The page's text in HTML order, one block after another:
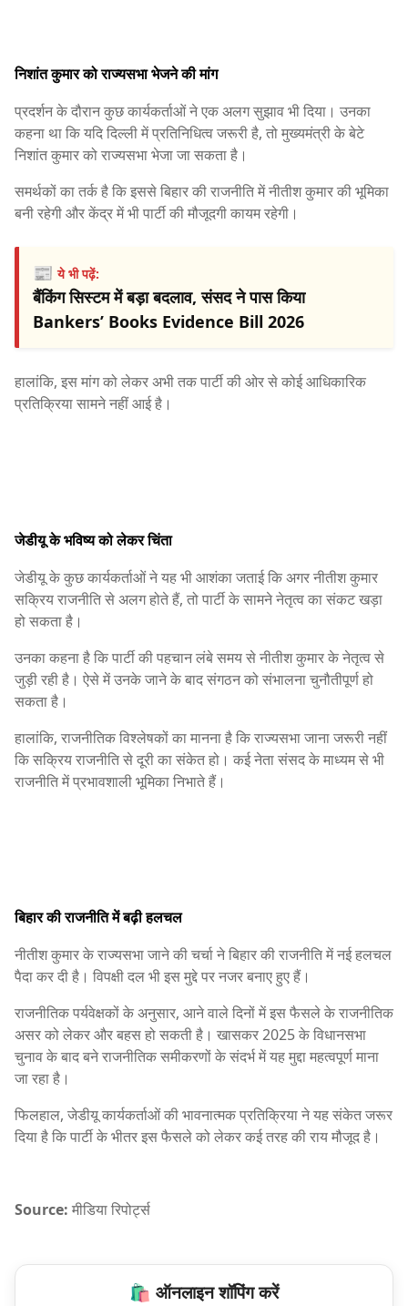
निशांत कुमार को राज्यसभा भेजने की मांग
प्रदर्शन के दौरान कुछ कार्यकर्ताओं ने एक अलग सुझाव भी दिया। उनका
कहना था कि यदि दिल्ली में प्रतिनिधित्व जरूरी है, तो मुख्यमंत्री के बेटे
निशांत कुमार को राज्यसभा भेजा जा सकता है।
समर्थकों का तर्क है कि इससे बिहार की राजनीति में नीतीश कुमार की भूमिका
बनी रहेगी और केंद्र में भी पार्टी की मौजूदगी कायम रहेगी।
📰ये भी पढ़ें:
बैंकिंग सिस्टम में बड़ा बदलाव, संसद ने पास किया
Bankers’ Books Evidence Bill 2026
हालांकि, इस मांग को लेकर अभी तक पार्टी की ओर से कोई आधिकारिक
प्रतिक्रिया सामने नहीं आई है।
जेडीयू के भविष्य को लेकर चिंता
जेडीयू के कुछ कार्यकर्ताओं ने यह भी आशंका जताई कि अगर नीतीश कुमार
सक्रिय राजनीति से अलग होते हैं, तो पार्टी के सामने नेतृत्व का संकट खड़ा
हो सकता है।
उनका कहना है कि पार्टी की पहचान लंबे समय से नीतीश कुमार के नेतृत्व से
जुड़ी रही है। ऐसे में उनके जाने के बाद संगठन को संभालना चुनौतीपूर्ण हो
सकता है।
हालांकि, राजनीतिक विश्लेषकों का मानना है कि राज्यसभा जाना जरूरी नहीं
कि सक्रिय राजनीति से दूरी का संकेत हो। कई नेता संसद के माध्यम से भी
राजनीति में प्रभावशाली भूमिका निभाते हैं।
बिहार की राजनीति में बढ़ी हलचल
नीतीश कुमार के राज्यसभा जाने की चर्चा ने बिहार की राजनीति में नई हलचल
पैदा कर दी है। विपक्षी दल भी इस मुद्दे पर नजर बनाए हुए हैं।
राजनीतिक पर्यवेक्षकों के अनुसार, आने वाले दिनों में इस फैसले के राजनीतिक
असर को लेकर और बहस हो सकती है। खासकर 2025 के विधानसभा
चुनाव के बाद बने राजनीतिक समीकरणों के संदर्भ में यह मुद्दा महत्वपूर्ण माना
जा रहा है।
फिलहाल, जेडीयू कार्यकर्ताओं की भावनात्मक प्रतिक्रिया ने यह संकेत जरूर
दिया है कि पार्टी के भीतर इस फैसले को लेकर कई तरह की राय मौजूद है।
Source: मीडिया रिपोर्ट्स
🛍️ ऑनलाइन शॉपिंग करें